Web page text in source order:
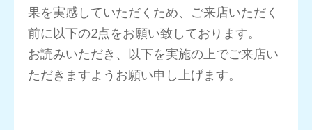
果を実感していただくため、ご来店いただく
前に以下の2点をお願い致しております。
お読みいただき、以下を実施の上でご来店い
ただきますようお願い申し上げます。